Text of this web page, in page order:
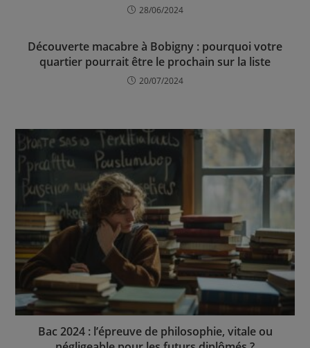
28/06/2024
Découverte macabre à Bobigny : pourquoi votre
quartier pourrait être le prochain sur la liste
20/07/2024
Bac 2024 : l’épreuve de philosophie, vitale ou